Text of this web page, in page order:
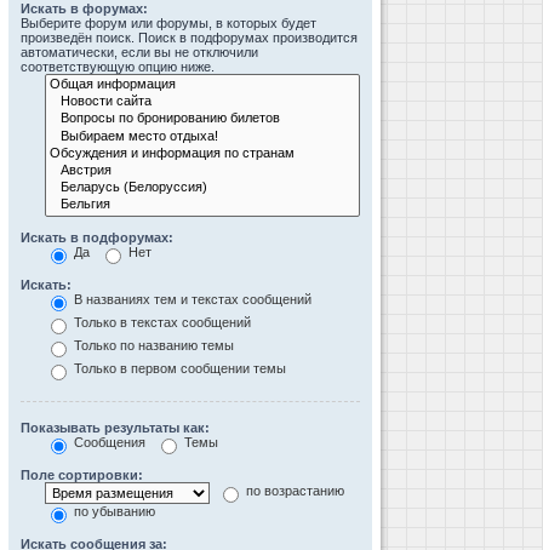
Искать в форумах:
Выберите форум или форумы, в которых будет
произведён поиск. Поиск в подфорумах производится
автоматически, если вы не отключили
соответствующую опцию ниже.
Искать в подфорумах:
Да
Нет
Искать:
В названиях тем и текстах сообщений
Только в текстах сообщений
Только по названию темы
Только в первом сообщении темы
Показывать результаты как:
Сообщения
Темы
Поле сортировки:
по возрастанию
по убыванию
Искать сообщения за: